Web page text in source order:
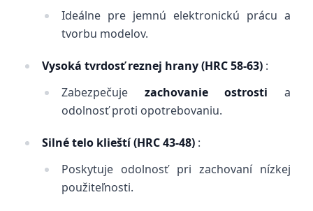
Ideálne pre jemnú elektronickú prácu a
tvorbu modelov.
Vysoká tvrdosť reznej hrany (HRC 58-63) :
Zabezpečuje zachovanie ostrosti a
odolnosť proti opotrebovaniu.
Silné telo klieští (HRC 43-48) :
Poskytuje odolnosť pri zachovaní nízkej
použiteľnosti.